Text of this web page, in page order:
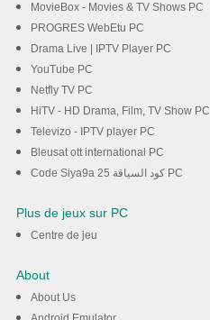
MovieBox - Movies & TV Shows PC
PROGRES WebEtu PC
Drama Live | IPTV Player PC
YouTube PC
Netfly TV PC
HiTV - HD Drama, Film, TV Show PC
Televizo - IPTV player PC
Bleusat ott international PC
Code Siya9a 25 كود السياقة PC
Plus de jeux sur PC
Centre de jeu
About
About Us